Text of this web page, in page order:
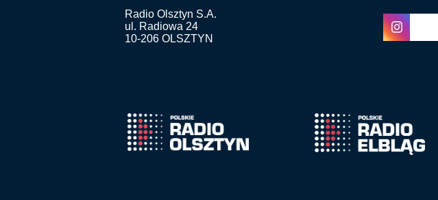
Radio Olsztyn S.A.
ul. Radiowa 24
10-206 OLSZTYN